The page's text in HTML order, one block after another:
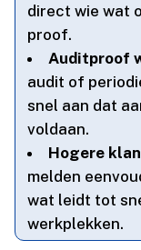
direct wie wat
proof.​
Auditproof
audit of
snel aan dat
voldaan.​
Hogere
melden
wat leidt tot
werkplekken.​